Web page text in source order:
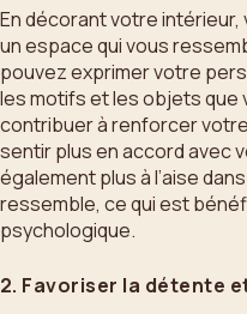
En décorant votre
un espace qui vous
pouvez exprimer votre
les motifs et les objets que
contribuer à renforcer
sentir plus en accord avec
également plus à l’aise
ressemble, ce qui est
psychologique.
2. Favoriser la détente